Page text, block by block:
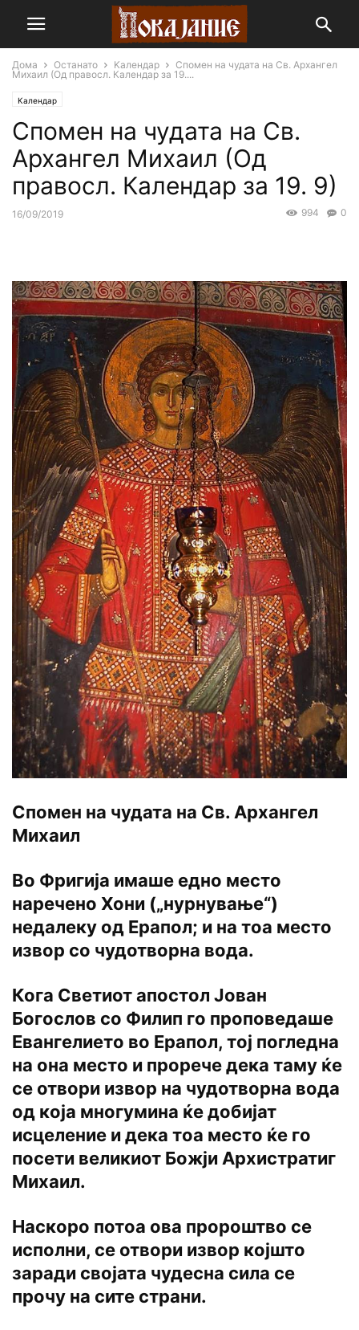
Дома Останато Kалендар
Спомен на чудата на Св. Архангел
Михаил (Од правосл. Календар за 19....
Kалендар
Спомен на чудата на Св.
Архангел Михаил (Од
правосл. Календар за 19. 9)
16/09/2019 0
994
Спомен на чудата на Св. Архангел
Михаил
Во Фригија имаше едно место
наречено Хони („нурнување“)
недалеку од Ерапол; и на тоа место
извор со чудотворна вода.
Кога Светиот апостол Јован
Богослов со Филип го проповедаше
Евангелието во Ерапол, тој погледна
на она место и прорече дека таму ќе
се отвори извор на чудотворна вода
од која многумина ќе добијат
исцеление и дека тоа место ќе го
посети великиот Божји Архистратиг
Михаил.
Наскоро потоа ова пророштво се
исполни, се отвори извор којшто
заради својата чудесна сила се
прочу на сите страни.